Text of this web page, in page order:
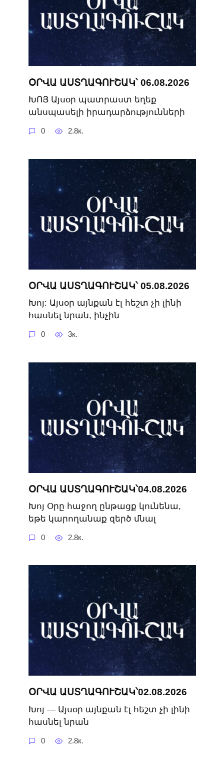
ՕՐՎԱ ԱՍՏՂԱԳՈՒՇԱԿ՝ 06.08.2026
ԽՈՅ Այսօր պատրաստ եղեք
անսպասելի իրադարձությունների
0 2.8к.
ՕՐՎԱ ԱՍՏՂԱԳՈՒՇԱԿ՝ 05.08.2026
Խոյ: Այսօր այնքան էլ հեշտ չի լինի
հասնել նրան, ինչին
0 3к.
ՕՐՎԱ ԱՍՏՂԱԳՈՒՇԱԿ՝04.08.2026
Խոյ Օրը հաջող ընթացք կունենա,
եթե կարողանաք զերծ մնալ
0 2.8к.
ՕՐՎԱ ԱՍՏՂԱԳՈՒՇԱԿ՝02.08.2026
Խոյ — Այսօր այնքան էլ հեշտ չի լինի
հասնել նրան
0 2.8к.